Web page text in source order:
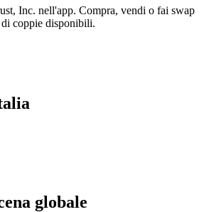
Inc. nell'app. Compra, vendi o fai swap
coppie disponibili.
globale